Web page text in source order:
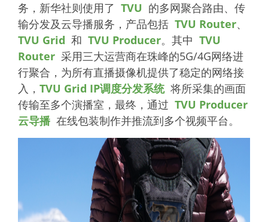
务，新华社则使用了 TVU 的多网聚合路由、传
输分发及云导播服务，产品包括 TVU Router、
TVU Grid 和 TVU Producer。其中 TVU
Router 采用三大运营商在珠峰的5G/4G网络进
行聚合，为所有直播摄像机提供了稳定的网络接
入， TVU Grid IP调度分发系统将所采集的画面
传输至多个演播室，最终，通过 TVU Producer
云导播 在线包装制作并推流到多个视频平台。